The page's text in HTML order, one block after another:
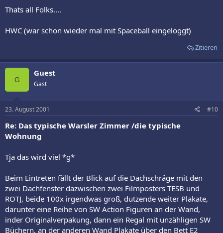
Thats all Folks....
HWC (war schon wieder mal mit Spaceball eingeloggt)
Zitieren
G
Guest
Gast
23. August 2001 #10
Re: Das typische Warsler Zimmer /die typische
Wohnung
Tja das wird viel *g*
Beim Eintreten fällt der Blick auf die Dachschräge mit den
zwei Dachfenster dazwischen zwei Filmposters TESB und
ROTJ, beide 100x irgendwas groß, dutzende weiter Plakate,
darunter eine Reihe von SW Action Figuren an der Wand,
inder Originalverpakung, dann ein Regal mit unzähligen SW
Büchern, an der anderen Wand Plakate über den Bett E2